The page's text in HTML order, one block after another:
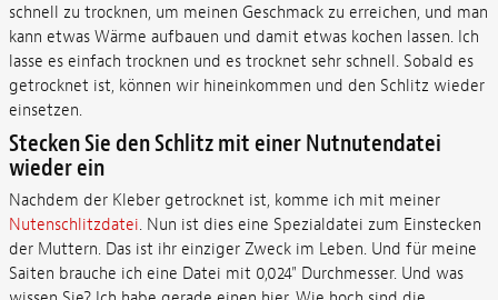
schnell zu trocknen, um meinen Geschmack zu erreichen, und man
kann etwas Wärme aufbauen und damit etwas kochen lassen. Ich
lasse es einfach trocknen und es trocknet sehr schnell. Sobald es
getrocknet ist, können wir hineinkommen und den Schlitz wieder
einsetzen.
Stecken Sie den Schlitz mit einer Nutnutendatei
wieder ein
Nachdem der Kleber getrocknet ist, komme ich mit meiner
Nutenschlitzdatei. Nun ist dies eine Spezialdatei zum Einstecken
der Muttern. Das ist ihr einziger Zweck im Leben. Und für meine
Saiten brauche ich eine Datei mit 0,024" Durchmesser. Und was